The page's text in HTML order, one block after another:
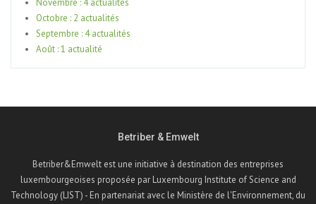
Novembre : 4 actualités
Octobre : 2 actualités
Septembre : 4 actualités
Août : 1 actualité
Betriber & Emwelt
Betriber&Emwelt est une initiative à destination des entreprises
luxembourgeoises proposée par Luxembourg Institute of Science and
Technology (LIST) - En partenariat avec le Ministère de l'Environnement, du